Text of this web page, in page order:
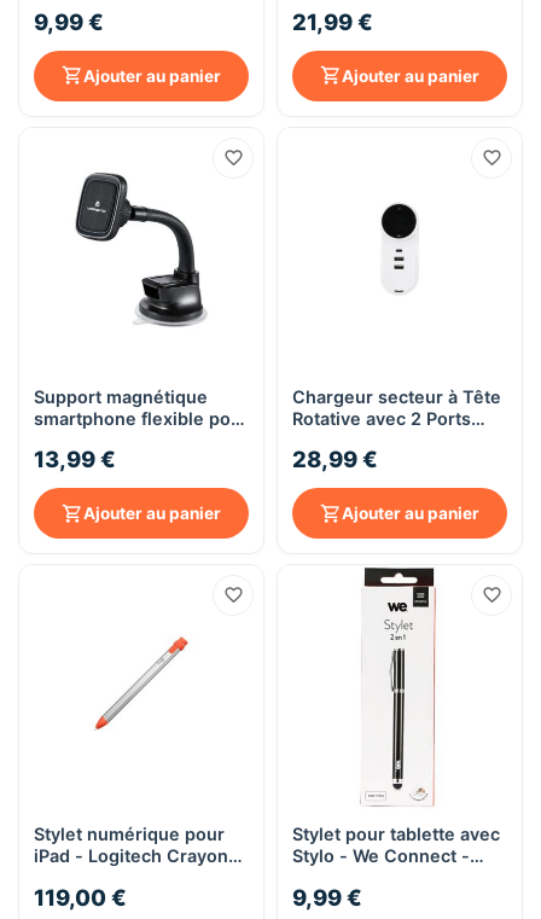
9,99 €
Ajouter au panier
21,99 €
Ajouter au panier
Support magnétique
smartphone flexible pour
13,99 €
Ajouter au panier
Chargeur secteur à Tête
Rotative avec 2 Ports
Usb-c (20w) + Prise De
Courant 16a - WE
Connect - Blanc
28,99 €
Ajouter au panier
Stylet numérique pour
iPad - Logitech Crayon
119,00 €
Stylet pour tablette avec
Stylo - We Connect -
9,99 €